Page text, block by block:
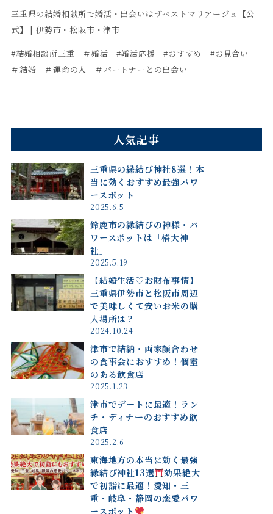
三重県の結婚相談所で婚活・出会いはザベストマリアージュ【公
式】 | 伊勢市・松阪市・津市
#結婚相談所三重 ＃婚活 #婚活応援 #おすすめ #お見合い
＃結婚 ＃運命の人 ＃パートナーとの出会い
人気記事
三重県の縁結び神社8選！本
当に効くおすすめ最強パワ
ースポット
2025.6.5
鈴鹿市の縁結びの神様・パ
ワースポットは「椿大神
社」
2025.5.19
【結婚生活♡お財布事情】
三重県伊勢市と松阪市周辺
で美味しくて安いお米の購
入場所は？
2024.10.24
津市で結納・両家顔合わせ
の食事会におすすめ！個室
のある飲食店
2025.1.23
津市でデートに最適！ラン
チ・ディナーのおすすめ飲
食店
2025.2.6
東海地方の本当に効く最強
縁結び神社13選
効果絶大
で初詣に最適！愛知・三
重・岐阜・静岡の恋愛パワ
ースポット